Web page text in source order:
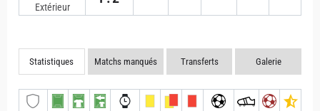
Extérieur
Statistiques Matchs manqués Transferts Galerie